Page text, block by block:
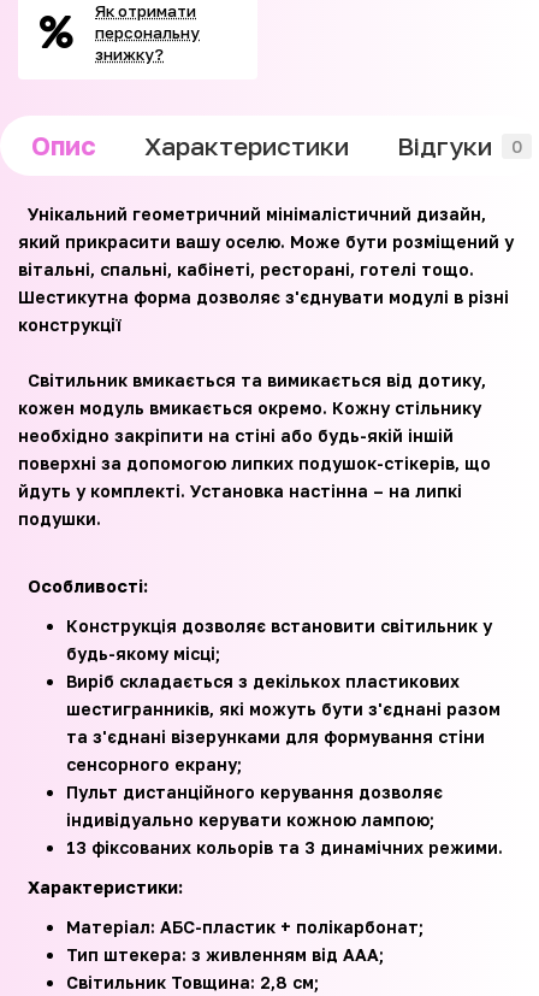
Як отримати
персональну
знижку?
Опис Характеристики Відгуки 0
Унікальний геометричний мінімалістичний дизайн,
який прикрасити вашу оселю. Може бути розміщений у
вітальні, спальні, кабінеті, ресторані, готелі тощо.
Шестикутна форма дозволяє з'єднувати модулі в різні
конструкції
Світильник вмикається та вимикається від дотику,
кожен модуль вмикається окремо. Кожну стільнику
необхідно закріпити на стіні або будь-якій іншій
поверхні за допомогою липких подушок-стікерів, що
йдуть у комплекті. Установка настінна – на липкі
подушки.
Особливості:
Конструкція дозволяє встановити світильник у
будь-якому місці;
Виріб складається з декількох пластикових
шестигранників, які можуть бути з'єднані разом
та з'єднані візерунками для формування стіни
сенсорного екрану;
Пульт дистанційного керування дозволяє
індивідуально керувати кожною лампою;
13 фіксованих кольорів та 3 динамічних режими.
Характеристики:
Матеріал: АБС-пластик + полікарбонат;
Тип штекера: з живленням від ААА;
Світильник Товщина: 2,8 см;